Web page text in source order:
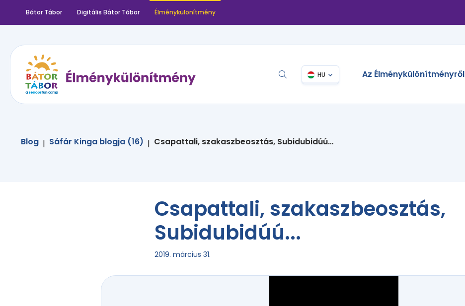
Bátor Tábor Digitális Bátor Tábor Élménykülönítmény
HU Az Élménykülönítményről
Blog | Sáfár Kinga blogja (16) | Csapattali, szakaszbeosztás, Subidubidúú…
Csapattali, szakaszbeosztás,
Subidubidúú...
2019. március 31.